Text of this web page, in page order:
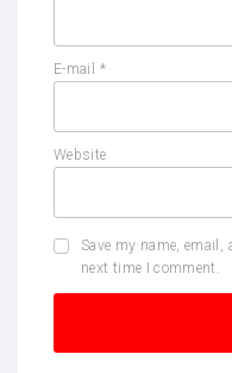
E-mail *
Website
Save my name,
next time I comment.